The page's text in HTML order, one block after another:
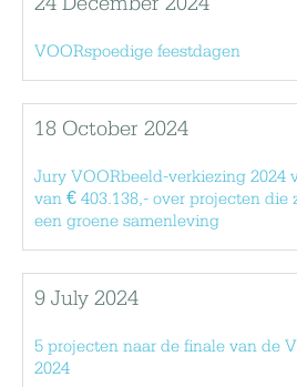
24 December 2024
VOORspoedige feestdagen
18 October 2024
Jury VOORbeeld-verkiezing 2024
van € 403.138,- over projecten die
een groene samenleving
9 July 2024
5 projecten naar de finale van de
2024